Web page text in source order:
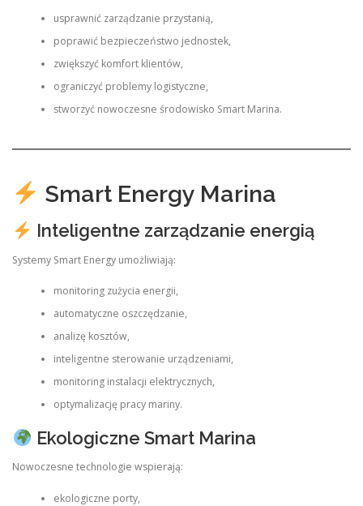
usprawnić zarządzanie przystanią,
poprawić bezpieczeństwo jednostek,
zwiększyć komfort klientów,
ograniczyć problemy logistyczne,
stworzyć nowoczesne środowisko Smart Marina.
Smart Energy Marina
Inteligentne zarządzanie energią
Systemy Smart Energy umożliwiają:
monitoring zużycia energii,
automatyczne oszczędzanie,
analizę kosztów,
inteligentne sterowanie urządzeniami,
monitoring instalacji elektrycznych,
optymalizację pracy mariny.
Ekologiczne Smart Marina
Nowoczesne technologie wspierają:
ekologiczne porty,